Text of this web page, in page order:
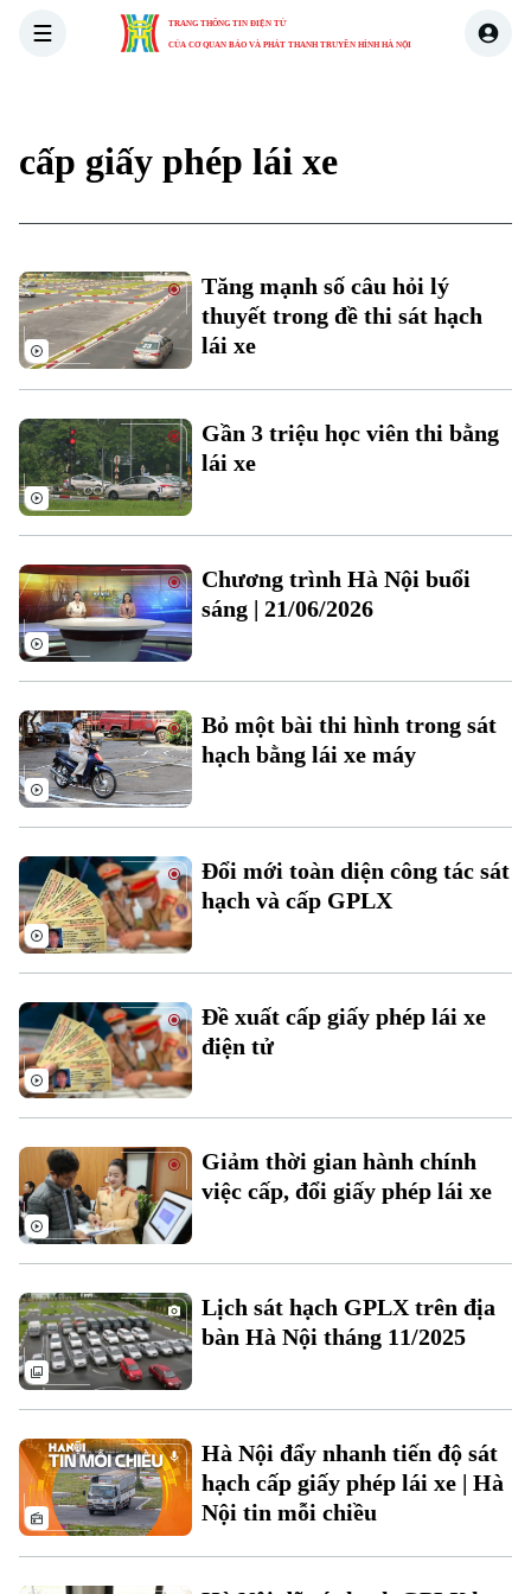
TRANG THÔNG TIN ĐIỆN TỬ
CỦA CƠ QUAN BÁO VÀ PHÁT THANH TRUYỀN HÌNH HÀ NỘI
Xu hướng
Chuyên mục
cấp giấy phép lái xe
Tăng mạnh số câu hỏi lý
thuyết trong đề thi sát hạch
lái xe
Gần 3 triệu học viên thi bằng
lái xe
Chương trình Hà Nội buổi
sáng | 21/06/2026
Bỏ một bài thi hình trong sát
hạch bằng lái xe máy
Đổi mới toàn diện công tác sát
hạch và cấp GPLX
Đề xuất cấp giấy phép lái xe
điện tử
Giảm thời gian hành chính
việc cấp, đổi giấy phép lái xe
Lịch sát hạch GPLX trên địa
bàn Hà Nội tháng 11/2025
Hà Nội đẩy nhanh tiến độ sát
hạch cấp giấy phép lái xe | Hà
Nội tin mỗi chiều